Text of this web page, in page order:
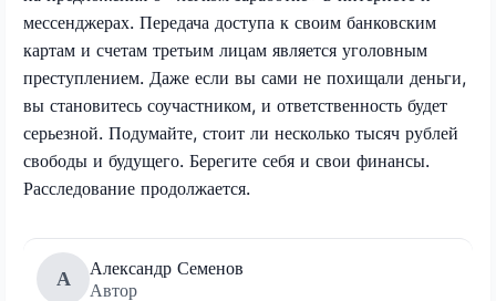
мессенджерах. Передача доступа к своим банковским
картам и счетам третьим лицам является уголовным
преступлением. Даже если вы сами не похищали деньги,
вы становитесь соучастником, и ответственность будет
серьезной. Подумайте, стоит ли несколько тысяч рублей
свободы и будущего. Берегите себя и свои финансы.
Расследование продолжается.
А
Александр Семенов
Автор